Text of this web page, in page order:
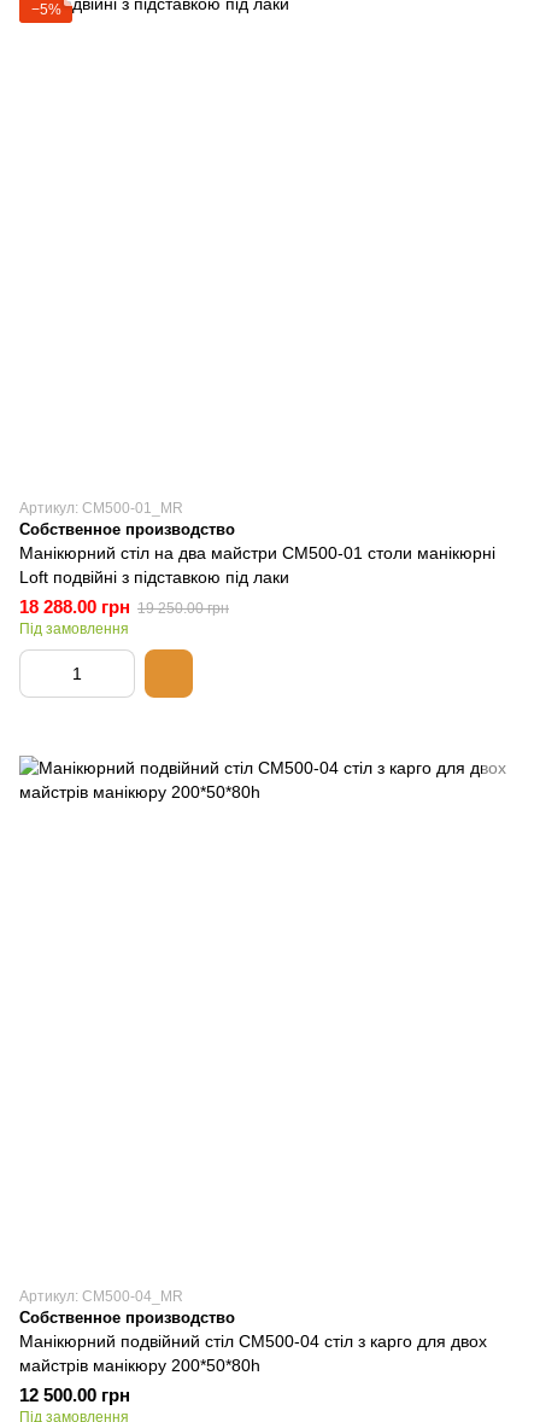
−5%
Артикул: СМ500-01_MR
Собственное производство
Манікюрний стіл на два майстри СМ500-01 столи манікюрні
Loft подвійні з підставкою під лаки
18 288.00 грн 19 250.00 грн
Під замовлення
Артикул: СМ500-04_MR
Собственное производство
Манікюрний подвійний стіл СМ500-04 стіл з карго для двох
майстрів манікюру 200*50*80h
12 500.00 грн
Під замовлення